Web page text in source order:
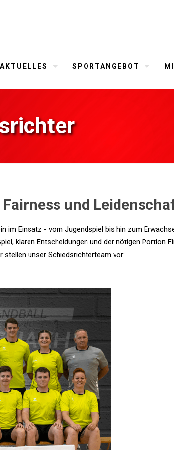
AKTUELLES SPORTANGEBOT
und
im Einsatz - vom Jugendspiel bis hin zum
klaren Entscheidungen und der nötigen Portion
stellen unser Schiedsrichterteam vor: